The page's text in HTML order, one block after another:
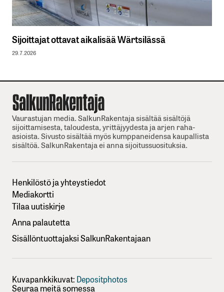
Sijoittajat ottavat aikalisää Wärtsilässä
29.7.2026
Vaurastujan media. SalkunRakentaja sisältää sisältöjä
sijoittamisesta, taloudesta, yrittäjyydesta ja arjen raha-
asioista. Sivusto sisältää myös kumppaneidensa kaupallista
sisältöä. SalkunRakentaja ei anna sijoitussuosituksia.
Henkilöstö ja yhteystiedot
Mediakortti
Tilaa uutiskirje
Anna palautetta
Sisällöntuottajaksi SalkunRakentajaan
Kuvapankkikuvat: Depositphotos
Seuraa meitä somessa